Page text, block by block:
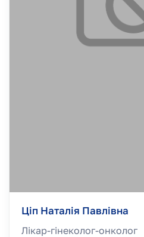
Ціп Наталія Павлівна
Лікар-гінеколог-онколог